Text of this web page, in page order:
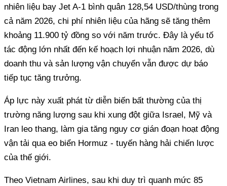
nhiên liệu bay Jet A-1 bình quân 128,54 USD/thùng trong
cả năm 2026, chi phí nhiên liệu của hãng sẽ tăng thêm
khoảng 11.900 tỷ đồng so với năm trước. Đây là yếu tố
tác động lớn nhất đến kế hoạch lợi nhuận năm 2026, dù
doanh thu và sản lượng vận chuyển vẫn được dự báo
tiếp tục tăng trưởng.
Áp lực này xuất phát từ diễn biến bất thường của thị
trường năng lượng sau khi xung đột giữa Israel, Mỹ và
Iran leo thang, làm gia tăng nguy cơ gián đoạn hoạt động
vận tải qua eo biển Hormuz - tuyến hàng hải chiến lược
của thế giới.
Theo Vietnam Airlines, sau khi duy trì quanh mức 85